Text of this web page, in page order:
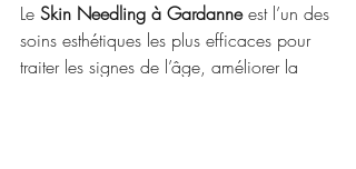
Le Skin Needling à Gardanne est l’un des
soins esthétiques les plus efficaces pour
traiter les signes de l’âge, améliorer la